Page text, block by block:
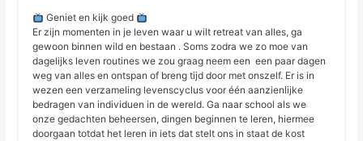
Geniet en kijk goed
Er zijn momenten in je leven waar u wilt retreat van alles, ga
gewoon binnen wild en bestaan ​​. Soms zodra we zo moe van
dagelijks leven routines we zou graag neem een ​​ een paar dagen
weg van alles en ontspan of breng tijd door met onszelf. Er is in
wezen een verzameling levenscyclus voor één aanzienlijke
bedragen van individuen in de wereld. Ga naar school als we
onze gedachten beheersen, dingen beginnen te leren, hiermee
doorgaan totdat het leren in iets dat stelt ons in staat de kost